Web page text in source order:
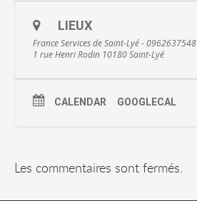
LIEUX
France Services de Saint-Lyé - 0962637548
1 rue Henri Rodin 10180 Saint-Lyé
CALENDAR GOOGLECAL
Les commentaires sont fermés.